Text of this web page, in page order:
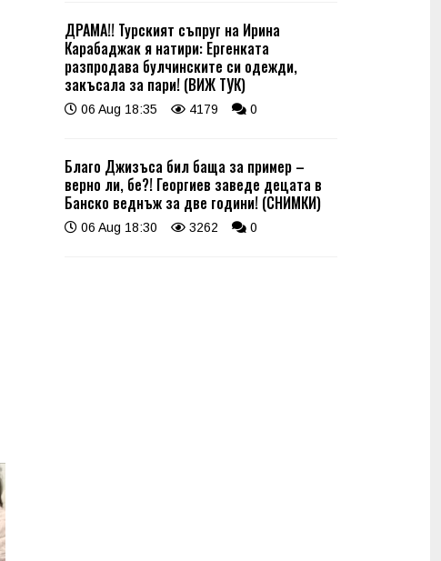
ДРАМА!! Турският съпруг на Ирина
Карабаджак я натири: Ергенката
разпродава булчинските си одежди,
закъсала за пари! (ВИЖ ТУК)
06 Aug 18:35 4179 0
Благо Джизъса бил баща за пример –
верно ли, бе?! Георгиев заведе децата в
Банско веднъж за две години! (СНИМКИ)
06 Aug 18:30 3262 0